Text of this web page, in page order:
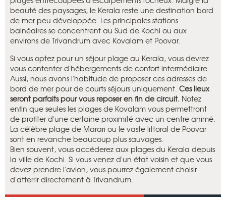
beauté des paysages, le Kerala reste une destination bord
de mer peu développée. Les principales stations
balnéaires se concentrent au Sud de Kochi ou aux
environs de Trivandrum avec Kovalam et Poovar.
Si vous optez pour un séjour plage au Kerala, vous devrez
vous contenter d'hébergements de confort intermédiaire.
Aussi, nous avons l'habitude de proposer ces adresses de
bord de mer pour de courts séjours uniquement. Ces lieux
seront parfaits pour vous reposer en fin de circuit. Notez
enfin que seules les plages de Kovalam vous permettront
de profiter d'une certaine proximité avec un centre animé.
La célèbre plage de Marari ou le vaste littoral de Poovar
sont en revanche beaucoup plus sauvages.
Bien souvent, vous accéderez aux plages du Kerala depuis
la ville de Kochi. Si vous venez d'un état voisin et que vous
devez prendre l'avion, vous pourrez également choisir
d'atterrir directement à Trivandrum.